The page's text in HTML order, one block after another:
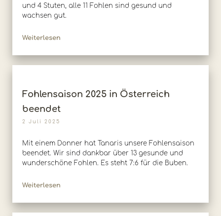
und 4 Stuten, alle 11 Fohlen sind gesund und
wachsen gut.
Weiterlesen
Fohlensaison 2025 in Österreich
beendet
2 Juli 2025
Mit einem Donner hat Tanaris unsere Fohlensaison
beendet. Wir sind dankbar über 13 gesunde und
wunderschöne Fohlen. Es steht 7:6 für die Buben.
Weiterlesen